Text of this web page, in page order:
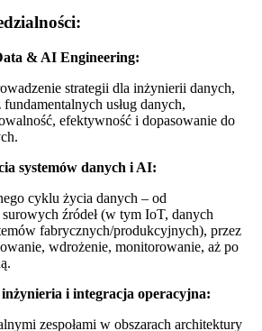
& AI Engineering:
strategii dla inżynierii danych,
usług danych,
efektywność i dopasowanie do
systemów danych i AI:
cyklu życia danych – od
źródeł (w tym IoT, danych
fabrycznych/produkcyjnych), przez
wdrożenie, monitorowanie, aż po
i integracja operacyjna:
zespołami w obszarach architektury